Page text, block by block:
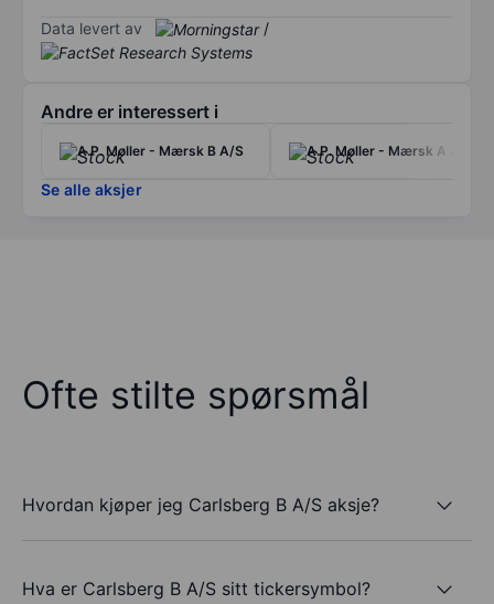
Data levert av /
Andre er interessert i
A.P. Møller - Mærsk B A/S A.P. Møller - Mærsk A A/S
Se alle aksjer
Ofte stilte spørsmål
Hvordan kjøper jeg Carlsberg B A/S aksje?
Hva er Carlsberg B A/S sitt tickersymbol?